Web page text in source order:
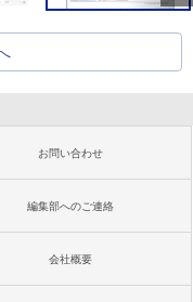
お問い合わせ
編集部へのご連絡
会社概要